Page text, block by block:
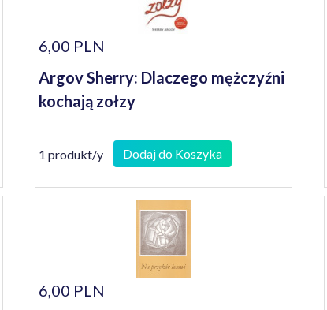
6,00 PLN
Argov Sherry: Dlaczego mężczyźni
kochają zołzy
1 produkt/y Dodaj do Koszyka
6,00 PLN